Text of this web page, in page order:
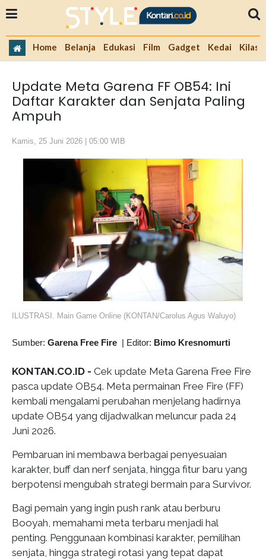
Home Belanja Edukasi Film Gadget Kedai Kilas
Update Meta Garena FF OB54: Ini
Daftar Karakter dan Senjata Paling
Ampuh
Kamis, 25 Juni 2026 | 05:00 WIB
ILUSTRASI. Main Game Online (KONTAN/Carolus Agus Waluyo)
Sumber: Garena Free Fire | Editor: Bimo Kresnomurti
KONTAN.CO.ID - Cek update Meta Garena Free Fire
pasca update OB54. Meta permainan Free Fire (FF)
kembali mengalami perubahan menjelang hadirnya
update OB54 yang dijadwalkan meluncur pada 24
Juni 2026.
Pembaruan ini membawa berbagai penyesuaian
karakter, buff dan nerf senjata, hingga fitur baru yang
berpotensi mengubah strategi bermain para Survivor.
Bagi pemain yang ingin push rank atau berburu
Booyah, memahami meta terbaru menjadi hal
penting. Penggunaan kombinasi karakter, pemilihan
senjata, hingga strategi rotasi yang tepat dapat